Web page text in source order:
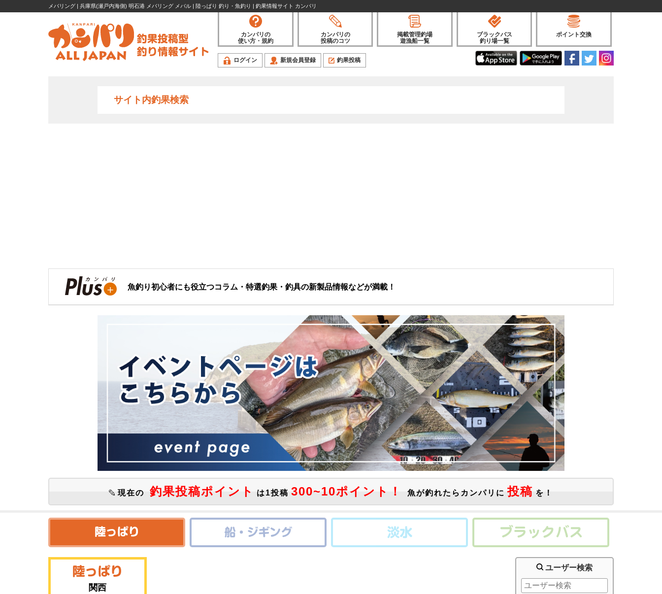
メバリング | 兵庫県(瀬戸内海側) 明石港 メバリング メバル | 陸っぱり 釣り・魚釣り | 釣果情報サイト カンパリ
カンパリの
使い方・規約
カンパリの
投稿のコツ
掲載管理釣場
遊漁船一覧
ブラックバス
釣り場一覧
ポイント交換
ログイン 新規会員登録 釣果投稿
サイト内釣果検索
魚釣り初心者にも役立つコラム・特選釣果・釣具の新製品情報などが満載！
現在の 釣果投稿ポイント は1投稿 300~10ポイント！ 魚が釣れたらカンパリに 投稿 を！
関西
ユーザー検索